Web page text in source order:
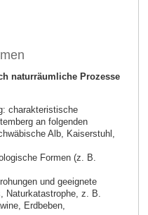
naturräumliche Prozesse
charakteristische
an folgenden
Alb, Kaiserstuhl,
Formen (z. B.
und geeignete
Naturkatastrophe, z. B.
Erdbeben,